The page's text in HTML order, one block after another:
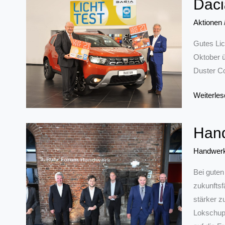
Beruf
für
Aktionen
Gutes
Oktober
Duster
Dacia
beim
Licht-
2021
Bei
stärker